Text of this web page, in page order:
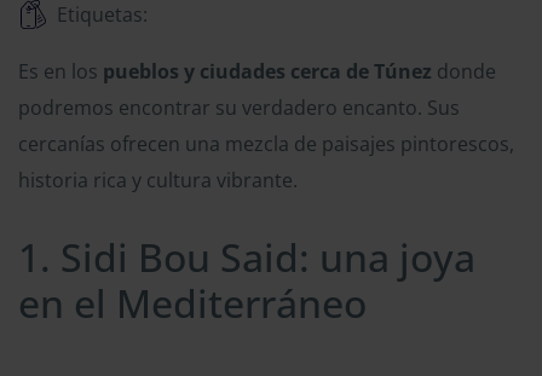
Etiquetas:
Es en los pueblos y ciudades cerca de Túnez donde
podremos encontrar su verdadero encanto. Sus
cercanías ofrecen una mezcla de paisajes pintorescos,
historia rica y cultura vibrante.
1. Sidi Bou Said: una joya
en el Mediterráneo